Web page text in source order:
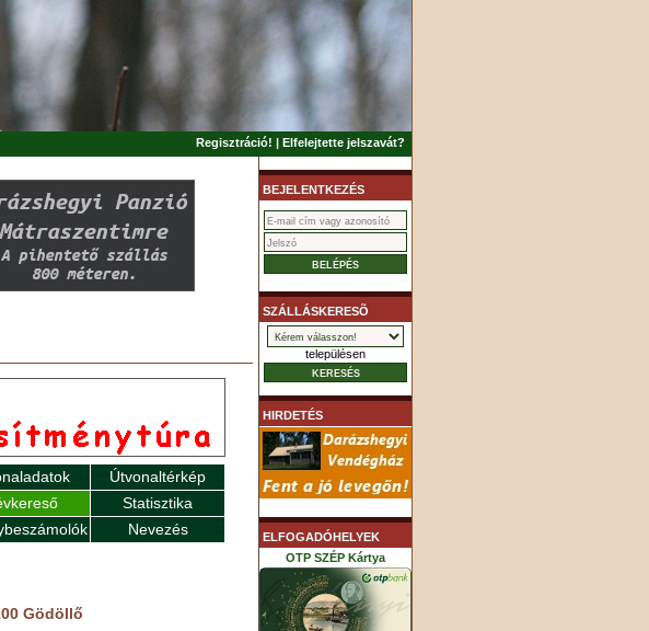
Regisztráció! | Elfelejtette jelszavát?
Útvonaltérkép
Statisztika
Nevezés
Gödöllő
BEJELENTKEZÉS
SZÁLLÁSKERESÕ
településen
HIRDETÉS
ELFOGADÓHELYEK
OTP SZÉP Kártya